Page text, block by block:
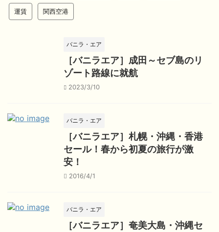
運賃 関西空港
バニラ・エア
［バニラエア］成田～セブ島のリ
ゾート路線に就航
2023/3/10
バニラ・エア
［バニラエア］札幌・沖縄・香港
セール！春から初夏の旅行が激
安！
2016/4/1
バニラ・エア
［バニラエア］奄美大島・沖縄セ